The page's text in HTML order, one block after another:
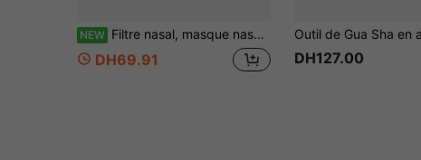
NEW Filtre nasal, masque nasal à filtre invisible, prévient la poussière, le pollen, le smog, la filtration des gaz d'échappement; confortable à porter sans affecter la respiration, convient à de multiples scénarios, protège votre santé n'importe quand et n'importe où
DH69.91 DH127.00